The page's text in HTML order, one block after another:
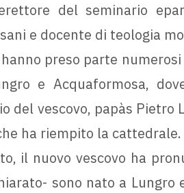
del seminario
e docente di teologia
preso parte
e Acquaformosa,
del vescovo, papàs Pietro
ha riempito la cattedrale.
il nuovo vescovo ha
sono nato a Lungro